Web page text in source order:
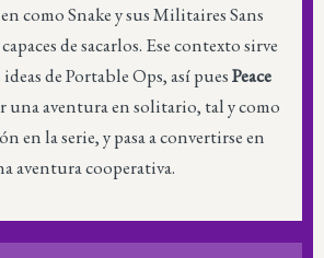
como Snake y sus Militaires Sans
de sacarlos. Ese contexto sirve
de Portable Ops, así puesPeace
una aventura en solitario, tal y como
en la serie, y pasa a convertirse en
aventura cooperativa.